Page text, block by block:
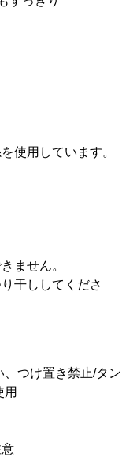
使用しています。
ません。
干ししてくださ
つけ置き禁止/タン
用